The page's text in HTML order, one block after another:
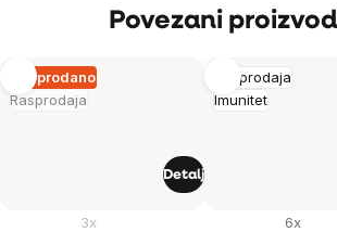
Povezani
Rasprodaja
Rasprodano
3x
Detalj
Rasprodaja
Imunitet
6x